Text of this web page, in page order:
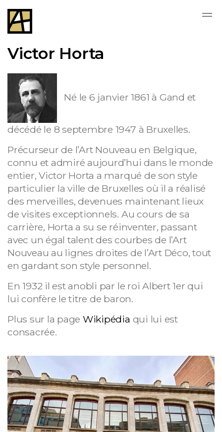
Victor Horta
Né le 6 janvier 1861 à Gand et
décédé le 8 septembre 1947 à Bruxelles.
Précurseur de l’Art Nouveau en Belgique,
connu et admiré aujourd’hui dans le monde
entier, Victor Horta a marqué de son style
particulier la ville de Bruxelles où il a réalisé
des merveilles, devenues maintenant lieux
de visites exceptionnels. Au cours de sa
carrière, Horta a su se réinventer, passant
avec un égal talent des courbes de l’Art
Nouveau au lignes droites de l’Art Déco, tout
en gardant son style personnel.
En 1932 il est anobli par le roi Albert 1er qui
lui confère le titre de baron.
Plus sur la page Wikipédia qui lui est
consacrée.